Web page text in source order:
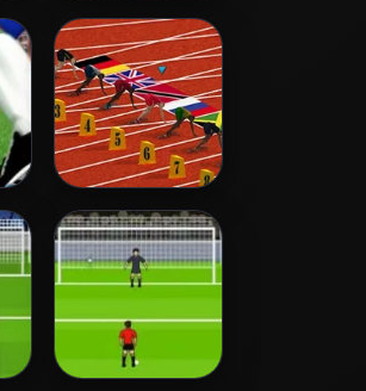
Moto XM Winter
100 Metres Race